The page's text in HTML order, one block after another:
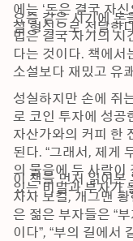
에는 ‘돈은 결국 자
설 형식으로 전달한
요즘 같은 시기에 돈
법은 결국 자기의 시
다는 것이다. 책에서
소설보다 재밌고 유
성실하지만 손에 쥐
로 코인 투자에 성공
자산가와의 커피 한
된다. “그래서, 제게
의 물음에 두 사람이
있는 비밀과 부자가
이 책을 먼저 읽어본
자자 보컬, 개그맨
은 젊은 부자들은 “
이다”, “부의 길에서